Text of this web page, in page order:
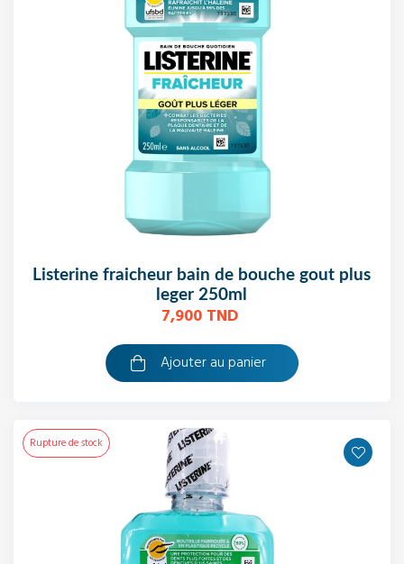
listerine fraicheur bain de bouche gout plus
leger 250ml
7,900 TND
Ajouter au panier
Rupture de stock